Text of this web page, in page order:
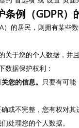
条例（GDPR）
）的居民，则拥有某些
关于您的个人数据，并
数据保护权利：
您的信息。 只要有可
或不完整，您有权对其
处理您的个人数据。